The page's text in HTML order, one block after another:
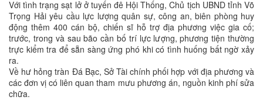
Với tình trạng sạt lở ở tuyến đê Hội Thống, Chủ tịch UBND tỉnh Võ
Trọng Hải yêu cầu lực lượng quân sự, công an, biên phòng huy
động thêm 400 cán bộ, chiến sĩ hỗ trợ địa phương việc gia cố;
trước, trong và sau bão cần bố trí lực lượng, phương tiện thường
trực kiểm tra để sẵn sàng ứng phó khi có tình huống bất ngờ xảy
ra.
Về hư hỏng tràn Đá Bạc, Sở Tài chính phối hợp với địa phương và
các đơn vị có liên quan tham mưu phương án, nguồn kinh phí sửa
chữa.